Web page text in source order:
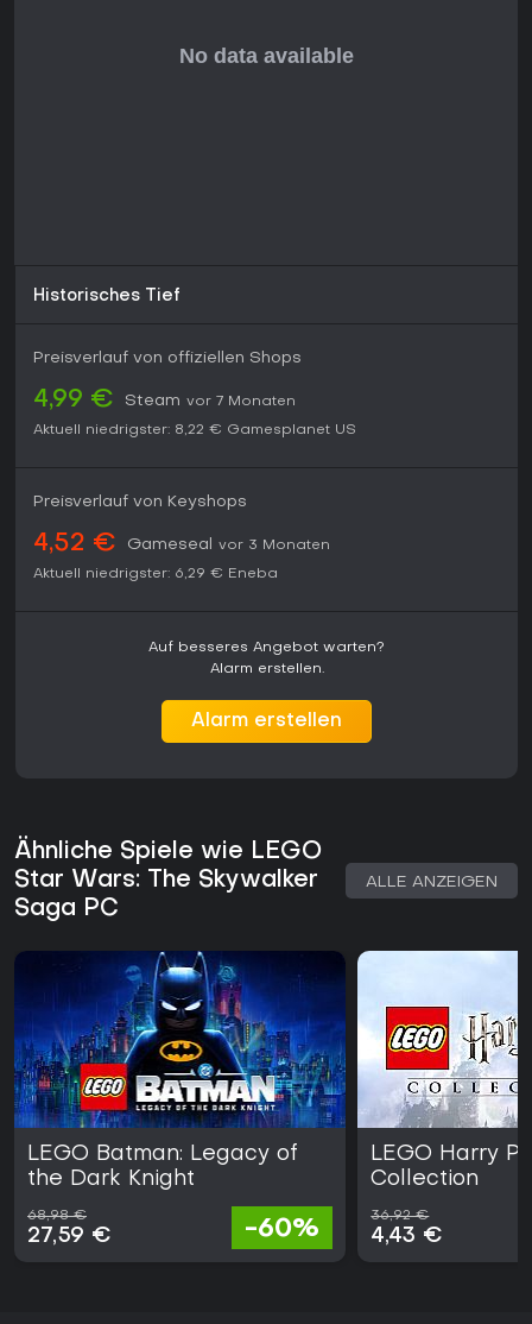
Historisches Tief
Preisverlauf von offiziellen Shops
4,99 € Steam vor 7 Monaten
Aktuell niedrigster: 8,22 € Gamesplanet US
Preisverlauf von Keyshops
4,52 € Gameseal
vor 3 Monaten
Aktuell niedrigster: 6,29 € Eneba
Auf besseres Angebot warten?
Alarm erstellen.
Alarm erstellen
Ähnliche Spiele wie LEGO
Star Wars: The Skywalker
Saga PC
ALLE ANZEIGEN
LEGO Batman: Legacy of
the Dark Knight
68,98 €
27,59 € -60%
LEGO Harry
Collection
36,92 €
4,43 €